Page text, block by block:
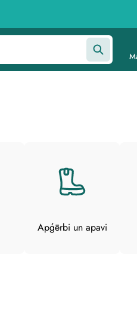
Apģērbi un apavi